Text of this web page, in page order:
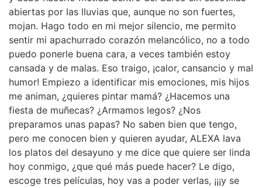
abiertas por las lluvias que, aunque no son fuertes,
mojan. Hago todo en mi mejor silencio, me permito
sentir mi apachurrado corazón melancólico, no a todo
puedo ponerle buena cara, a veces también estoy
cansada y de malas. Eso traigo, ¡calor, cansancio y mal
humor! Empiezo a identificar mis emociones, mis hijos
me animan, ¿quieres pintar mamá? ¿Hacemos una
fiesta de muñecas? ¿Armamos legos? ¿Nos
preparamos unas papas? No saben bien que tengo,
pero me conocen bien y quieren ayudar, ALEXA lava
los platos del desayuno y me dice que quiere ser linda
hoy conmigo, ¿que qué más puede hacer? Le digo,
escoge tres películas, hoy vas a poder verlas, ¡¡¡y se